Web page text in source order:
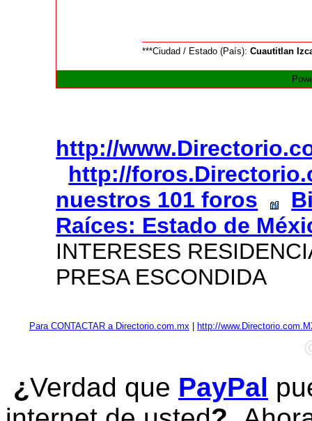
***Ciudad / Estado (País):Cuautitlan
http://
http://
nuestros 101 foros
Raíces: Estado de
INTERESES
PRESA ESCONDIDA
Para CONTACTAR a Directorio.com.mx http://
¿Verdad que PayPal